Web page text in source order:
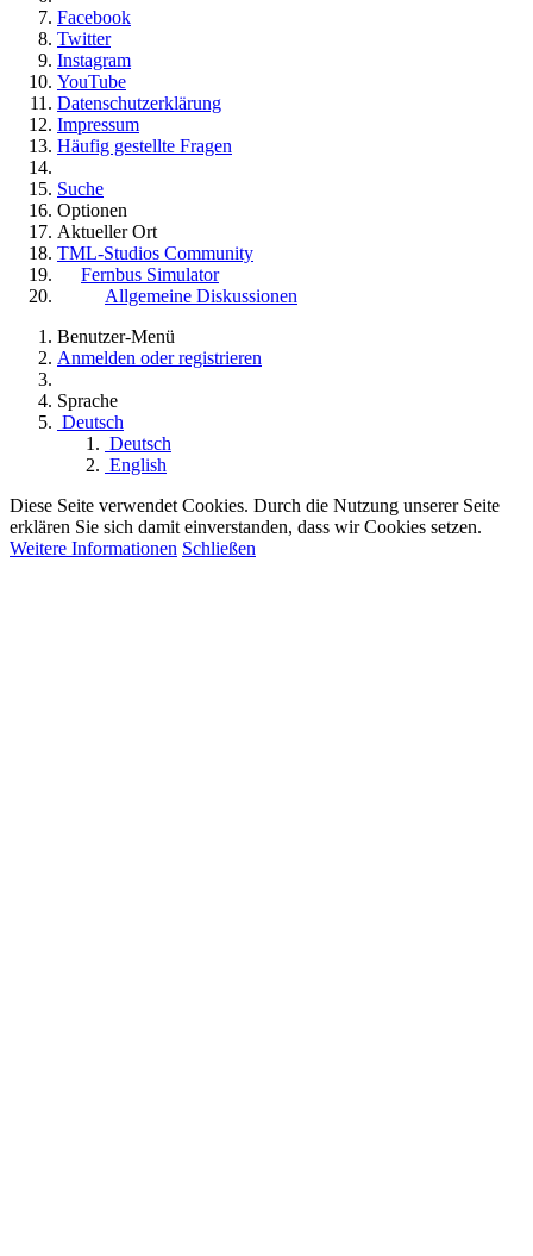
Facebook
Twitter
Instagram
YouTube
Datenschutzerklärung
Impressum
Häufig gestellte Fragen
Suche
Optionen
Aktueller Ort
TML-Studios Community
Fernbus Simulator
Allgemeine Diskussionen
Benutzer-Menü
Anmelden oder registrieren
Sprache
Deutsch
Deutsch
English
Diese Seite verwendet Cookies. Durch die Nutzung unserer Seite
erklären Sie sich damit einverstanden, dass wir Cookies setzen.
Weitere Informationen Schließen